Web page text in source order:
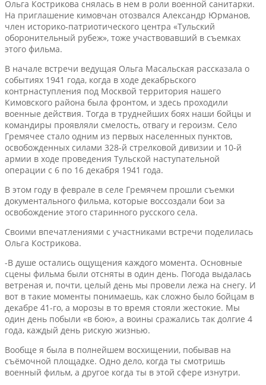
Ольга Кострикова снялась в нем в роли военной санитарки.
На приглашение кимовчан отозвался Александр Юрманов,
член историко-патриотического центра «Тульский
оборонительный рубеж», тоже участвовавший в съемках
этого фильма.
В начале встречи ведущая Ольга Масальская рассказала о
событиях 1941 года, когда в ходе декабрьского
контрнаступления под Москвой территория нашего
Кимовского района была фронтом, и здесь проходили
военные действия. Тогда в труднейших боях наши бойцы и
командиры проявляли смелость, отвагу и героизм. Село
Гремячее стало одним из первых населенных пунктов,
освобожденных силами 328-й стрелковой дивизии и 10-й
армии в ходе проведения Тульской наступательной
операции с 6 по 16 декабря 1941 года.
В этом году в феврале в селе Гремячем прошли съемки
документального фильма, которые воссоздали бои за
освобождение этого старинного русского села.
Своими впечатлениями с участниками встречи поделилась
Ольга Кострикова.
-В душе остались ощущения каждого момента. Основные
сцены фильма были отсняты в один день. Погода выдалась
ветреная и, почти, целый день мы провели лежа на снегу. И
вот в такие моменты понимаешь, как сложно было бойцам в
декабре 41-го, а морозы в то время стояли жестокие. Мы
один день побыли «в бою», а воины сражались так долгие 4
года, каждый день рискую жизнью.
Вообще я была в полнейшем восхищении, побывав на
съёмочной площадке. Одно дело, когда ты смотришь
военный фильм, а другое когда ты в этой сфере изнутри.